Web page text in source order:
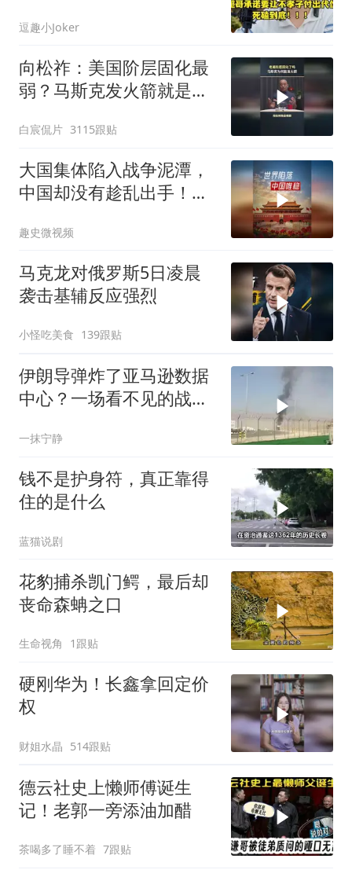
逗趣小Joker
向松祚：美国阶层固化最
弱？马斯克发火箭就是答
白宸侃片 3115跟贴
大国集体陷入战争泥潭，
中国却没有趁乱出手！为
趣史微视频
马克龙对俄罗斯5日凌晨
袭击基辅反应强烈
小怪吃美食 139跟贴
伊朗导弹炸了亚马逊数据
中心？一场看不见的战争
一抹宁静
钱不是护身符，真正靠得
住的是什么
蓝猫说剧
花豹捕杀凯门鳄，最后却
丧命森蚺之口
生命视角 1跟贴
硬刚华为！长鑫拿回定价
权
财姐水晶 514跟贴
德云社史上懒师傅诞生
记！老郭一旁添油加醋
茶喝多了睡不着 7跟贴